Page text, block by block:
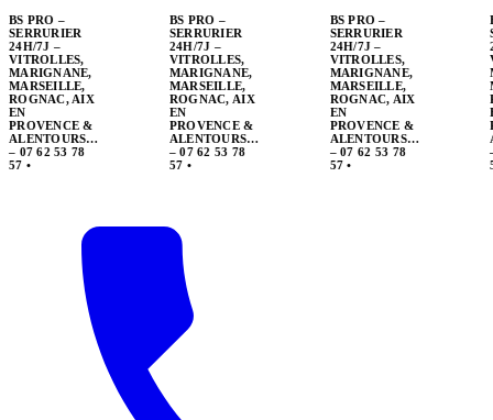
BS PRO –
SERRURIER
24H/7J –
VITROLLES,
MARIGNANE,
MARSEILLE,
ROGNAC, AIX
EN
PROVENCE &
ALENTOURS…
– 07 62 53 78
57•